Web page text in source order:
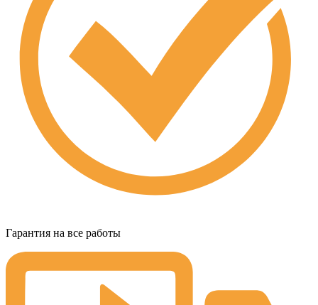
Гарантия на все работы